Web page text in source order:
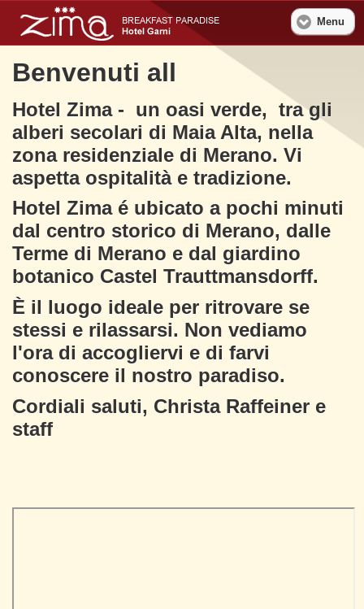
Menu
Benvenuti all
Hotel Zima - un oasi verde, tra gli
alberi secolari di Maia Alta, nella
zona residenziale di Merano. Vi
aspetta ospitalità e tradizione.
Hotel Zima é ubicato a pochi minuti
dal centro storico di Merano, dalle
Terme di Merano e dal giardino
botanico Castel Trauttmansdorff.
È il luogo ideale per ritrovare se
stessi e rilassarsi. Non vediamo
l'ora di accogliervi e di farvi
conoscere il nostro paradiso.
Cordiali saluti, Christa Raffeiner e
staff